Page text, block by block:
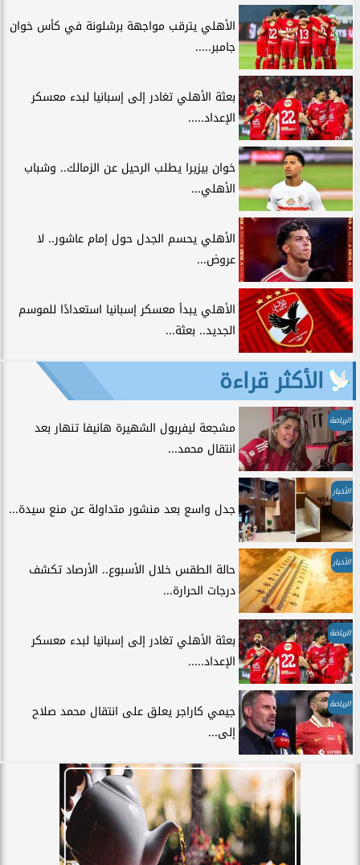
الأهلي يترقب مواجهة برشلونة في كأس خوان
جامبر.....
بعثة الأهلي تغادر إلى إسبانيا لبدء معسكر
الإعداد.....
خوان بيزيرا يطلب الرحيل عن الزمالك.. وشباب
الأهلي...
الأهلي يحسم الجدل حول إمام عاشور.. لا
عروض...
الأهلي يبدأ معسكر إسبانيا استعدادًا للموسم
الجديد.. بعثة...
الأكثر قراءة
الرياضة
مشجعة ليفربول الشهيرة هانيفا تنهار بعد
انتقال محمد...
الأخبار
جدل واسع بعد منشور متداولة عن منع سيدة...
الأخبار
حالة الطقس خلال الأسبوع.. الأرصاد تكشف
درجات الحرارة...
الرياضة
بعثة الأهلي تغادر إلى إسبانيا لبدء معسكر
الإعداد.....
الرياضة
جيمي كاراجر يعلق على انتقال محمد صلاح
إلى...